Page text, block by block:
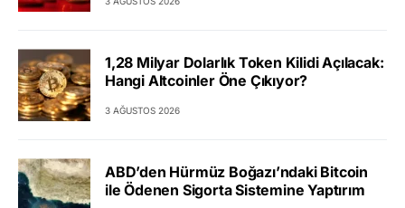
1,28 Milyar Dolarlık Token Kilidi Açılacak:
Hangi Altcoinler Öne Çıkıyor?
3 AĞUSTOS 2026
ABD’den Hürmüz Boğazı’ndaki Bitcoin
ile Ödenen Sigorta Sistemine Yaptırım